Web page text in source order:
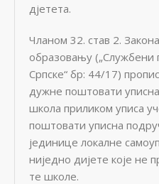
дјетета.
Чланом 32. став 2.
образовању („Службени
Српске“ бр: 44/17)
дужне поштовати
школа приликом уписа
поштовати уписна
јединице локалне
ниједно дијете које не
те школе.